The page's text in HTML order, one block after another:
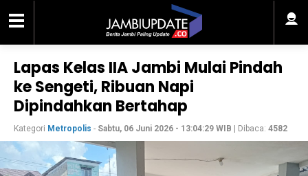
Lapas Kelas IIA Jambi Mulai Pindah
ke Sengeti, Ribuan Napi
Dipindahkan Bertahap
Kategori Metropolis - Sabtu, 06 Juni 2026 - 13:04:29 WIB | Dibaca: 4582